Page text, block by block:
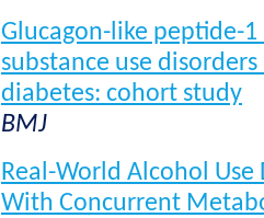
Glucagon-like peptide-
substance use
diabetes: cohort study
BMJ
Real-World Alcohol
With Concurrent